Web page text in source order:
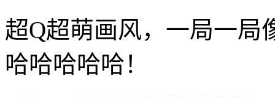
超Q超萌画风，一局一局
哈哈哈哈哈！